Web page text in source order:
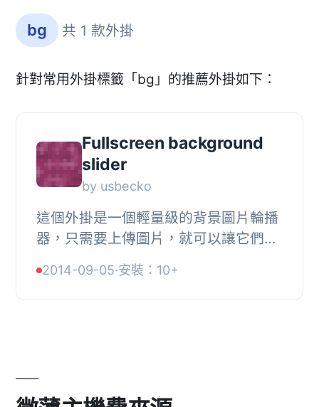
bg 共 1 款外掛
針對常用外掛標籤「bg」的推薦外掛如下：
Fullscreen background
slider
by usbecko
這個外掛是一個輕量級的背景圖片輪播
器，只需要上傳圖片，就可以讓它們在
2014-09-05·安裝：10+